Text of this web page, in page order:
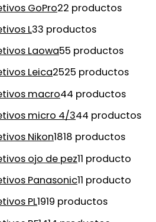
GoPro22 productos
L33 productos
Laowa55 productos
Leica2525 productos
macro44 productos
micro 4/344 productos
Nikon1818 productos
ojo de pez11 producto
Panasonic11 producto
PL1919 productos